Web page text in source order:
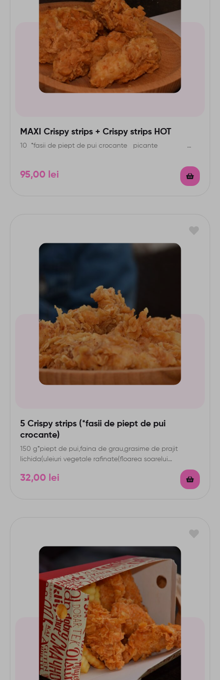
MAXI Crispy strips + Crispy strips HOT
10 *fasii de piept de pui crocante picante …
95,00 lei
5 Crispy strips (*fasii de piept de pui
crocante)
150 g*piept de pui,faina de grau,grasime de prajit
lichida(uleiuri vegetale rafinate(floarea soarelui
,palmier),amestec de condimente,sare,paprika,aroma…
32,00 lei